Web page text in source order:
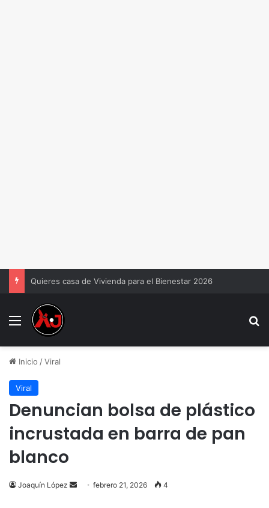
Quieres casa de Vivienda para el Bienestar 2026
Menu
Inicio /Viral
Viral
Denuncian bolsa de plástico
incrustada en barra de pan
blanco
Joaquín López
Sendfebrero 21, 2026 4